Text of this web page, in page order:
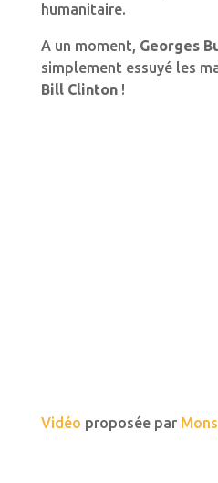
humanitaire.
A un moment, Georges
simplement essuyé les
Bill Clinton!
Vidéo proposée par